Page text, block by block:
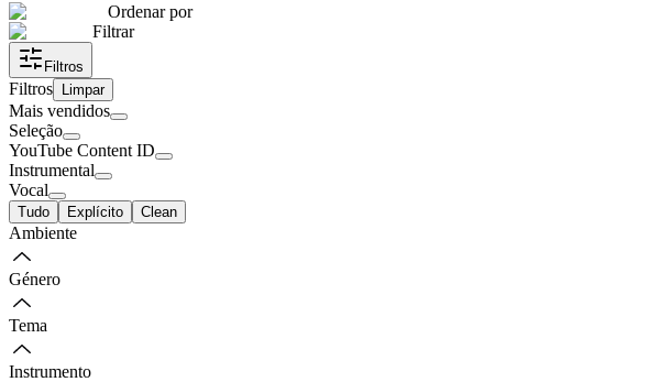
Ordenar por
Filtrar
Filtros
Filtros Limpar
Mais vendidos
Seleção
YouTube Content ID
Instrumental
Vocal
Tudo Explícito Clean
Ambiente
Género
Tema
Instrumento